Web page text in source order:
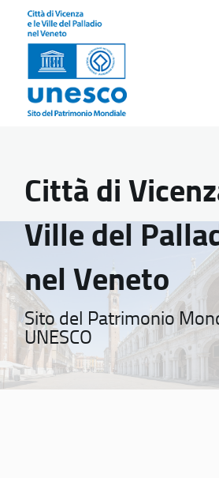
Città di
Ville del
nel Veneto
Sito del Patrimonio
UNESCO